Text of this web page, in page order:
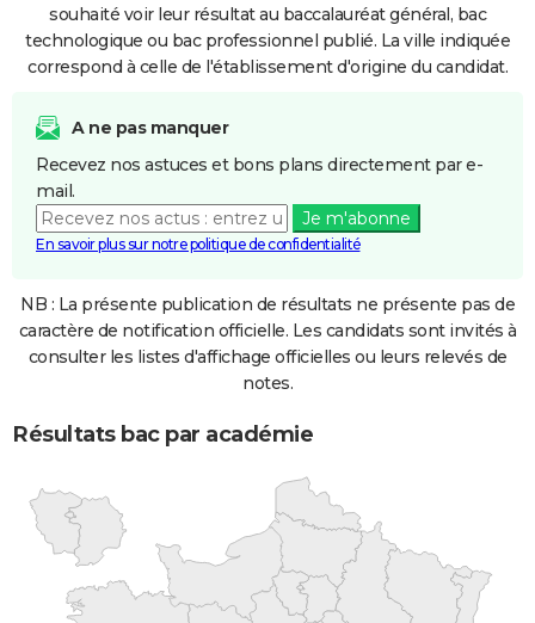
souhaité voir leur résultat au baccalauréat général, bac
technologique ou bac professionnel publié. La ville indiquée
correspond à celle de l'établissement d'origine du candidat.
A ne pas manquer
Recevez nos astuces et bons plans directement par e-
mail.
Je m'abonne
En savoir plus sur notre politique de confidentialité
NB : La présente publication de résultats ne présente pas de
caractère de notification officielle. Les candidats sont invités à
consulter les listes d'affichage officielles ou leurs relevés de
notes.
Résultats bac par académie